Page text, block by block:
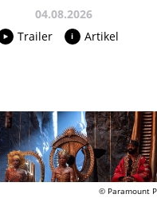
04.08.2026
Trailer
Artikel
© Paramount